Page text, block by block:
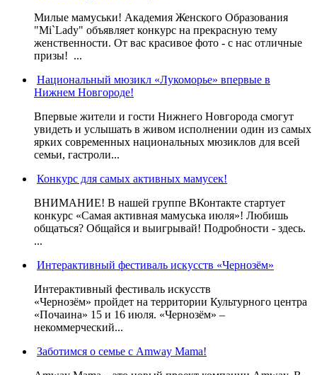
Милые мамуськи! Академия Женского Образования
"Mi`Lady" объявляет конкурс на прекрасную тему
женственности. От вас красивое фото - с нас отличные
призы! ...
Национальный мюзикл «Лукоморье» впервые в
Нижнем Новгороде!
Впервые жители и гости Нижнего Новгорода смогут
увидеть и услышать в живом исполнении один из самых
ярких современных национальных мюзиклов для всей
семьи, гастроли...
Конкурс для самых активных мамусек!
ВНИМАНИЕ! В нашей группе ВКонтакте стартует
конкурс «Самая активная мамуська июля»! Любишь
общаться? Общайся и выигрывай! Подробности - здесь.
...
Интерактивный фестиваль искусств «Чернозём»
Интерактивный фестиваль искусств
«Чернозём» пройдет на территории Культурного центра
«Почаина» 15 и 16 июля. «Чернозём» –
некоммерческий...
Заботимся о семье с Amway Mama!